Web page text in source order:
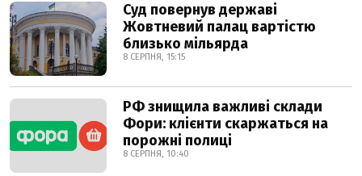
Суд повернув державі
Жовтневий палац вартістю
близько мільярда
8 СЕРПНЯ, 15:15
РФ знищила важливі склади
Фори: клієнти скаржаться на
порожні полиці
8 СЕРПНЯ, 10:40